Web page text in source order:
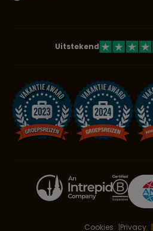
Uitstekend
Cookies Privacy